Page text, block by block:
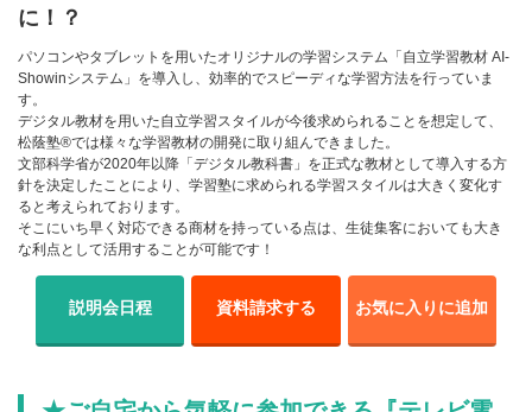
に！？
パソコンやタブレットを用いたオリジナルの学習システム「自立学習教材 AI-
Showinシステム」を導入し、効率的でスピーディな学習方法を行っていま
す。
デジタル教材を用いた自立学習スタイルが今後求められることを想定して、
松蔭塾®では様々な学習教材の開発に取り組んできました。
文部科学省が2020年以降「デジタル教科書」を正式な教材として導入する方
針を決定したことにより、学習塾に求められる学習スタイルは大きく変化す
ると考えられております。
そこにいち早く対応できる商材を持っている点は、生徒集客においても大き
な利点として活用することが可能です！
説明会日程 資料請求する お気に入りに追加